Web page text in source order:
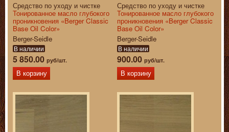
Средство по уходу и чистке
Тонированное масло глубокого
проникновения «Berger Classic
Base Oil Color»
Berger-Seidle
В наличии
5 850.00 руб/шт.
В корзину
Средство по уходу и чистке
Тонированное масло глубокого
проникновения «Berger Classic
Base Oil Color»
Berger-Seidle
В наличии
900.00 руб/шт.
В корзину